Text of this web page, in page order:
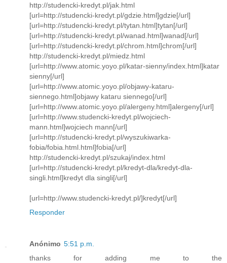
http://studencki-kredyt.pl/jak.html
[url=http://studencki-kredyt.pl/gdzie.html]gdzie[/url]
[url=http://studencki-kredyt.pl/tytan.html]tytan[/url]
[url=http://studencki-kredyt.pl/wanad.html]wanad[/url]
[url=http://studencki-kredyt.pl/chrom.html]chrom[/url]
http://studencki-kredyt.pl/miedz.html
[url=http://www.atomic.yoyo.pl/katar-sienny/index.html]katar
sienny[/url]
[url=http://www.atomic.yoyo.pl/objawy-kataru-
siennego.html]objawy kataru siennego[/url]
[url=http://www.atomic.yoyo.pl/alergeny.html]alergeny[/url]
[url=http://www.studencki-kredyt.pl/wojciech-
mann.html]wojciech mann[/url]
[url=http://studencki-kredyt.pl/wyszukiwarka-
fobia/fobia.html.html]fobia[/url]
http://studencki-kredyt.pl/szukaj/index.html
[url=http://studencki-kredyt.pl/kredyt-dla/kredyt-dla-
singli.html]kredyt dla singli[/url]
[url=http://www.studencki-kredyt.pl/]kredyt[/url]
Responder
Anónimo 5:51 p.m.
thanks for adding me to the